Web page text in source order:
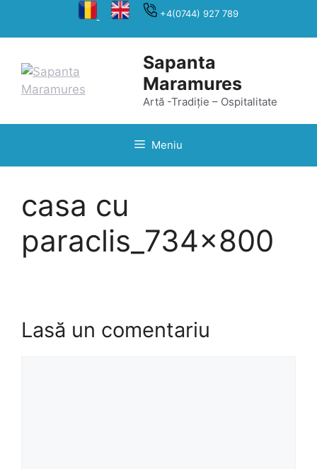
+4(0744) 927 789
Sapanta
Maramures
Artă -Tradiție – Ospitalitate
Meniu
casa cu
paraclis_734x800
Lasă un comentariu